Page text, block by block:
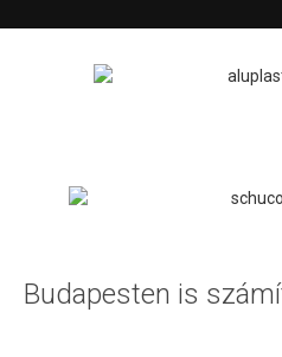
Budapesten is